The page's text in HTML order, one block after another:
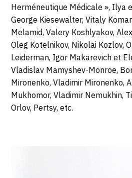
Herméneutique Médicale », Ilya
George Kiesewalter, Vitaly
Melamid, Valery Koshlyakov,
Oleg Kotelnikov, Nikolai Kozlov,
Leiderman, Igor Makarevich et
Vladislav Mamyshev-Monroe,
Mironenko, Vladimir Mironenko,
Mukhomor, Vladimir Nemukhin,
Orlov, Pertsy, etc.